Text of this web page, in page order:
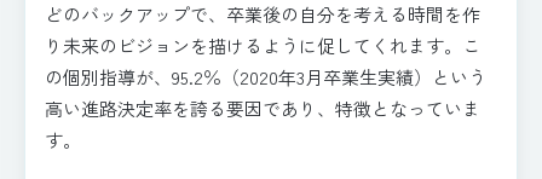
どのバックアップで、卒業後の自分を考える時間を作
り未来のビジョンを描けるように促してくれます。こ
の個別指導が、95.2％（2020年3月卒業生実績）という
高い進路決定率を誇る要因であり、特徴となっていま
す。